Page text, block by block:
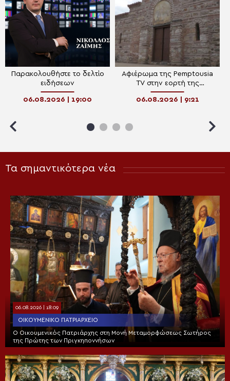
Παρακολουθήστε το δελτίο
ειδήσεων
06.08.2026 | 19:00
Αφιέρωμα της Pemptousia
TV στην εορτή της
Μεταμορφώσεως του
Σωτήρος
06.08.2026 | 9:21
Τα σημαντικότερα νέα
06.08.2026 | 18:09
ΟΙΚΟΥΜΕΝΙΚΌ ΠΑΤΡΙΑΡΧΕΊΟ
Ο Οικουμενικός Πατριάρχης στη Μονή Μεταμορφώσεως Σωτήρος
της Πρώτης των Πριγκηποννήσων